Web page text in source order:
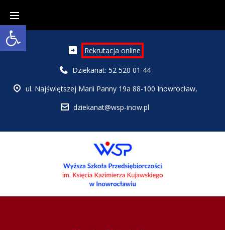
Open toolbar
content
Rekrutacja online
Dziekanat: 52 520 01 44
ul. Najświętszej Marii Panny 19a 88-100 Inowrocław,
dziekanat@wsp-inow.pl